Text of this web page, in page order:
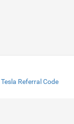
Tesla Referral Code